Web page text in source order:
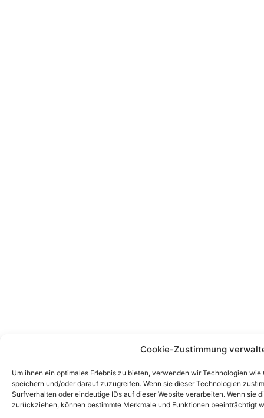
Cookie-Zustimmung
Um ihnen ein optimales Erlebnis zu bieten, verwenden wir Technologien
speichern und/oder darauf zuzugreifen. Wenn sie dieser Technologien
Surfverhalten oder eindeutige IDs auf dieser Website verarbeiten. Wenn sie
zurückziehen, können bestimmte Merkmale und Funktionen beeinträchtigt